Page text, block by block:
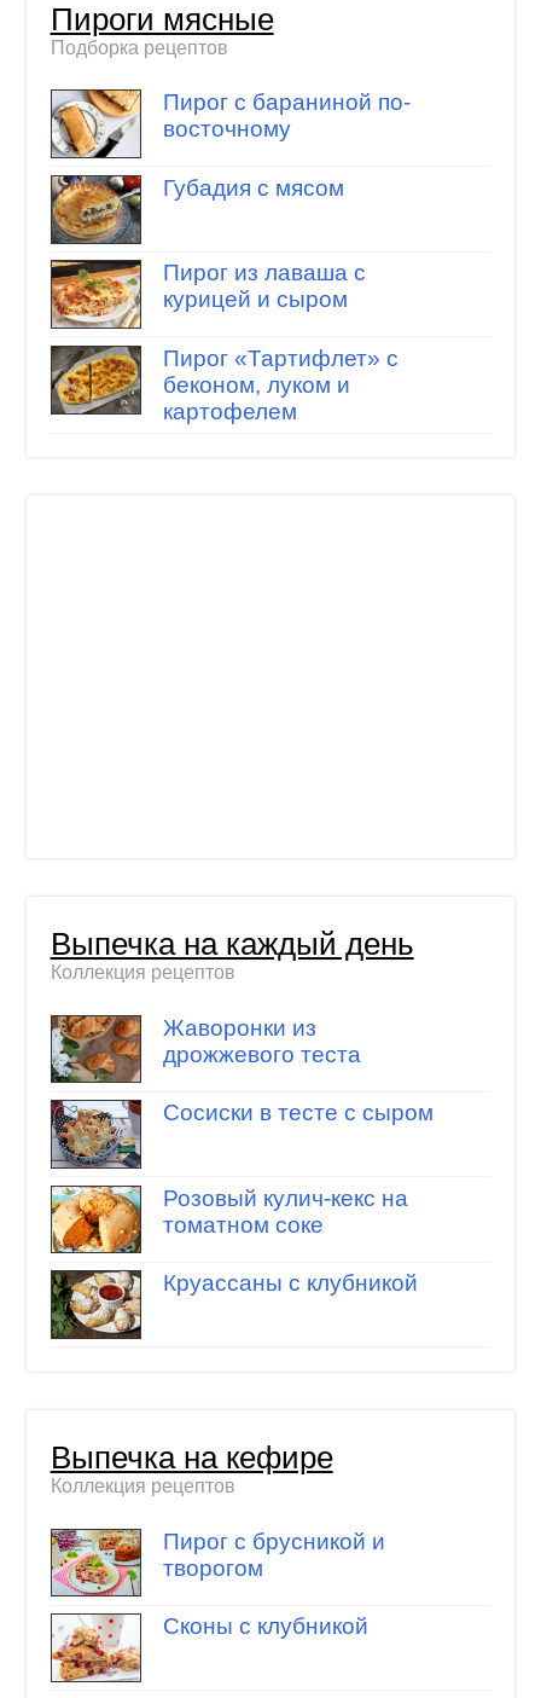
Пироги мясные
Подборка рецептов
Пирог с бараниной по-
восточному
Губадия с мясом
Пирог из лаваша с
курицей и сыром
Пирог «Тартифлет» с
беконом, луком и
картофелем
Выпечка на каждый день
Коллекция рецептов
Жаворонки из
дрожжевого теста
Сосиски в тесте с сыром
Розовый кулич-кекс на
томатном соке
Круассаны с клубникой
Выпечка на кефире
Коллекция рецептов
Пирог с брусникой и
творогом
Сконы с клубникой